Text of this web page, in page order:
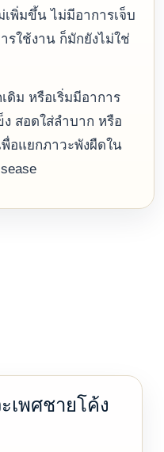
พิ่มขึ้น ไม่มีอาการเจ็บ
รใช้งาน ก็มักยังไม่ใช่
ดิม หรือเริ่มมีอาการ
สอดใส่ลำบาก หรือ
อแยกภาวะพังผืดใน
เพศชายโค้ง